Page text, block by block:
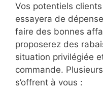
Vos potentiels
essayera de
faire des bonnes
proposerez des
situation privilégiée
commande.
s’offrent à vous :